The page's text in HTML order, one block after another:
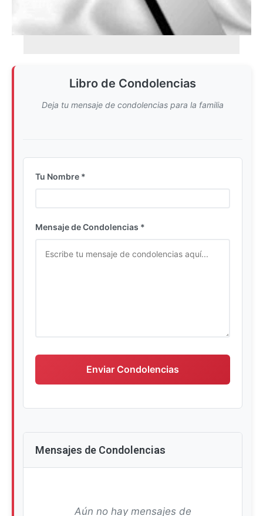
Libro de Condolencias
Deja tu mensaje de condolencias para la familia
Tu Nombre *
Mensaje de Condolencias *
Enviar Condolencias
Mensajes de Condolencias
Aún no hay mensajes de